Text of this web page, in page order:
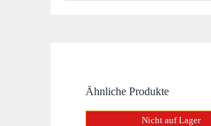
Ähnliche Produkte
Nicht auf Lager